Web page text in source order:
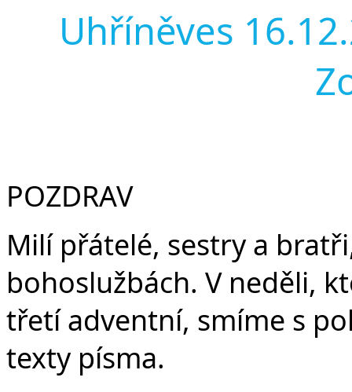
Uhříněves
POZDRAV
Milí přátelé, sestry a
bohoslužbách. V neděli,
třetí adventní, smíme s
texty písma.